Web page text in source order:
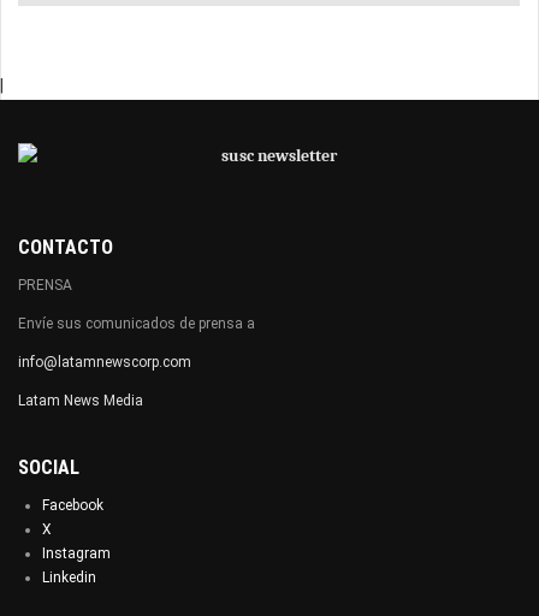
CONTACTO
PRENSA
Envíe sus comunicados de prensa a
info@latamnewscorp.com
Latam News Media
SOCIAL
Facebook
X
Instagram
Linkedin